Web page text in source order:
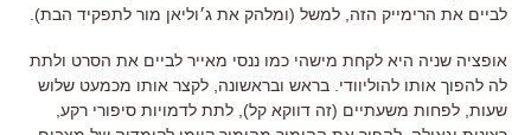
לביים את הרימייק הזה, למשל (ומלהק את ג׳וליאן מור לתפקיד הבת).
אופציה שניה היא לקחת מישהי כמו ננסי מאייר לביים את הסרט ולתת
לה להפוך אותו להוליוודי. בראש ובראשונה, לקצר אותו מכמעט שלוש
שעות, לפחות משעתיים (זה דווקא קל), לתת לדמויות סיפורי רקע,